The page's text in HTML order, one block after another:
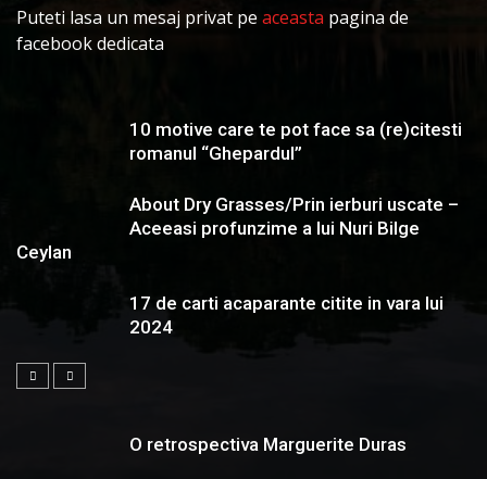
Puteti lasa un mesaj privat peaceasta pagina de
facebook dedicata
10 motive care te pot face sa (re)citesti
romanul “Ghepardul”
About Dry Grasses/Prin ierburi uscate –
Aceeasi profunzime a lui Nuri Bilge
Ceylan
17 de carti acaparante citite in vara lui
2024
O retrospectiva Marguerite Duras